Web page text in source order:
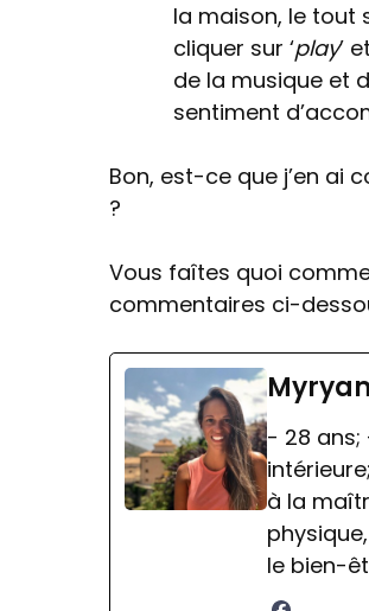
la maison, le tout
cliquer sur ‘play’
de la musique et
sentiment
Bon, est-ce que j’en ai
?
Vous faîtes quoi
commentaires ci-
- 28
à la
le bien-